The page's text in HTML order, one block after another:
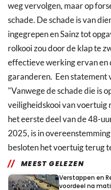
weg vervolgen, maar op
schade. De schade is van
ingegrepen en Sainz tot
rolkooi zou door de klap te
effectieve werking ervan en
garanderen. Een statement
"Vanwege de schade die is
veiligheidskooi van voertuig
het eerste deel van de 48-
2025, is in
besloten het voertuig terug
MEEST GELEZEN
Verstappen en
voordeel na